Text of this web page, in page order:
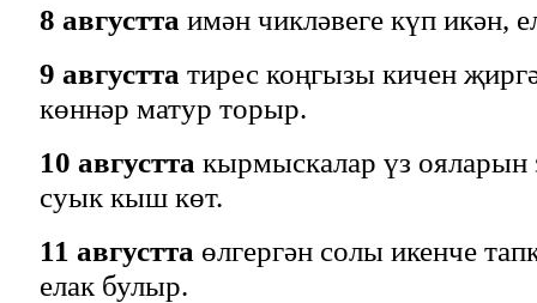
8 августта имән чикләвеге күп икән,
9 августта тирес коңгызы кичен
көннәр матур торыр.
10 августта кырмыскалар үз ояларын
суык кыш көт.
11 августта өлгергән солы икенче
елак булыр.